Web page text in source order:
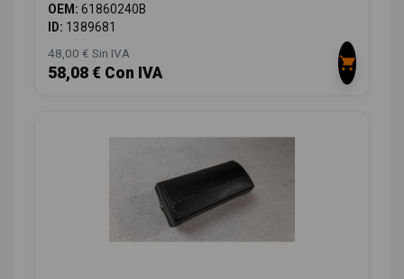
OEM: 61860240B
ID: 1389681
48,00 € Sin IVA
58,08 € Con IVA